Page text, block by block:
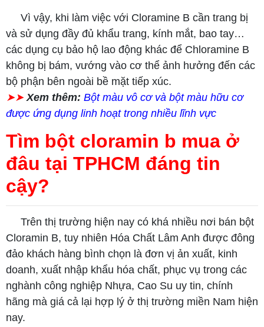
Vì vậy, khi làm việc với Cloramine B cần trang bị
và sử dụng đầy đủ khẩu trang, kính mắt, bao tay…
các dụng cụ bảo hộ lao động khác để Chloramine B
không bị bám, vướng vào cơ thể ảnh hưởng đến các
bộ phận bên ngoài bề mặt tiếp xúc.
➤➤ Xem thêm: Bột màu vô cơ và bột màu hữu cơ
được ứng dụng linh hoạt trong nhiều lĩnh vực
Tìm bột cloramin b mua ở
đâu tại TPHCM đáng tin
cậy?
Trên thị trường hiện nay có khá nhiều nơi bán bột
Cloramin B, tuy nhiên Hóa Chất Lâm Anh được đông
đảo khách hàng bình chọn là đơn vị ản xuất, kinh
doanh, xuất nhập khẩu hóa chất, phục vụ trong các
nghành công nghiệp Nhựa, Cao Su uy tin, chính
hãng mà giá cả lại hợp lý ở thị trường miền Nam hiện
nay.